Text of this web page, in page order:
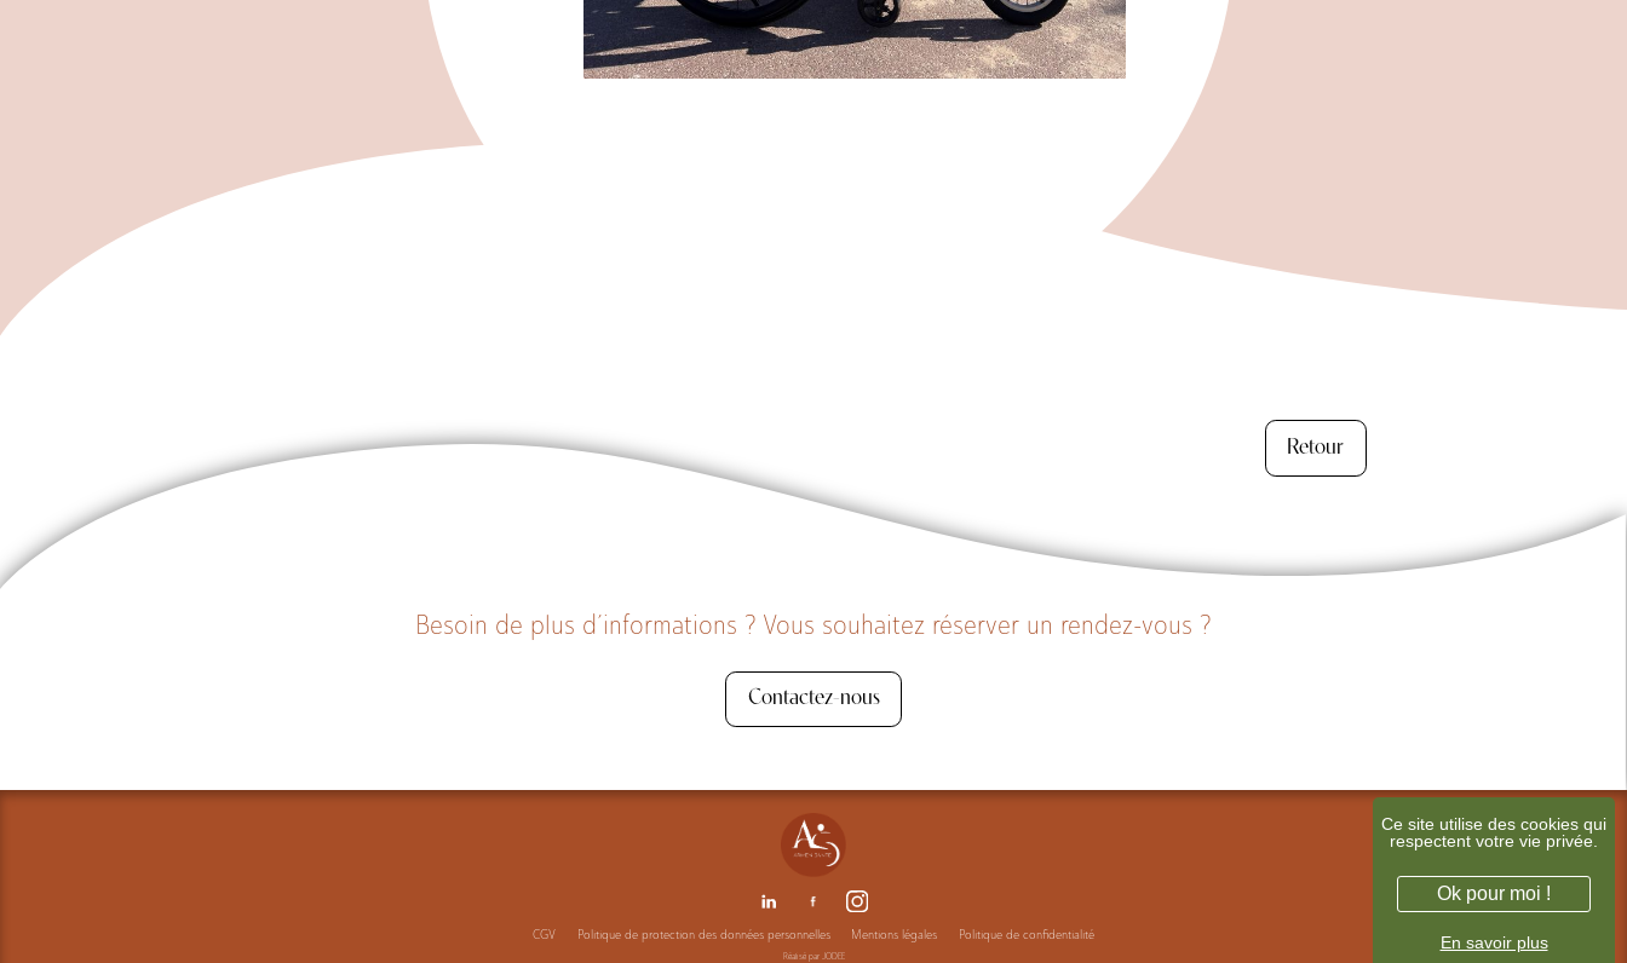
Retour
Besoin de plus d’informations ? Vous souhaitez réserver un rendez-vous ?
Contactez-nous
CGV Politique de protection des données personnelles Mentions légales Politique de confidentialité
Réalisé par JODEE
Ce site utilise des cookies qui
respectent votre vie privée.
Ok pour moi !
En savoir plus